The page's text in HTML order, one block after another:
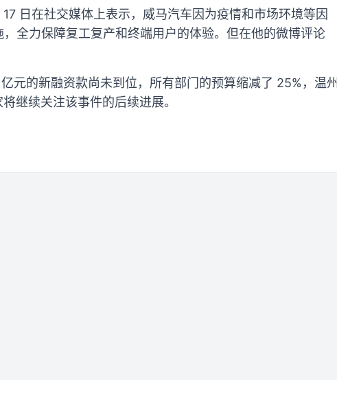
日在社交媒体上表示，威马汽车因为疫情和市场环境等因
全力保障复工复产和终端用户的体验。但在他的微博评论
元的新融资款尚未到位，所有部门的预算缩减了 25%，温州
继续关注该事件的后续进展。